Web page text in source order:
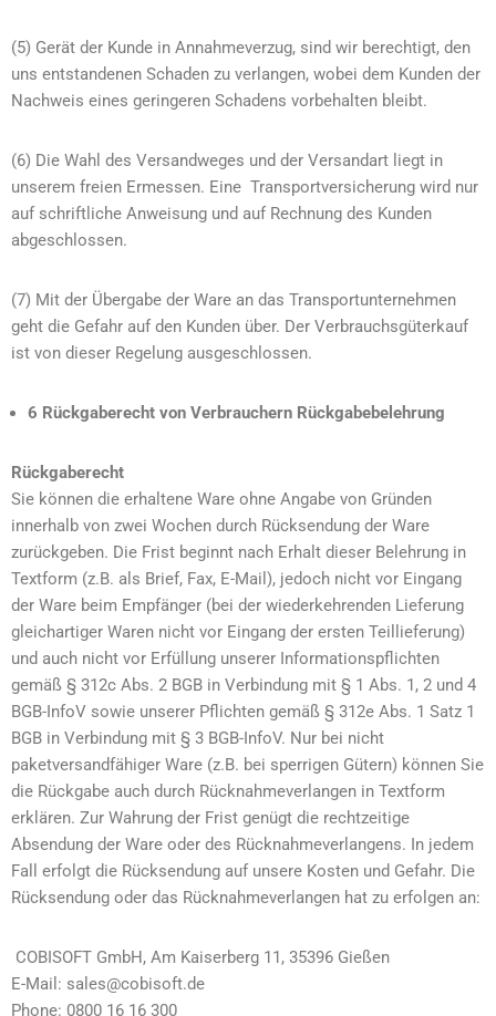
(5) Gerät der Kunde in Annahmeverzug, sind wir berechtigt, den
uns entstandenen Schaden zu verlangen, wobei dem Kunden der
Nachweis eines geringeren Schadens vorbehalten bleibt.
(6) Die Wahl des Versandweges und der Versandart liegt in
unserem freien Ermessen. Eine Transportversicherung wird nur
auf schriftliche Anweisung und auf Rechnung des Kunden
abgeschlossen.
(7) Mit der Übergabe der Ware an das Transportunternehmen
geht die Gefahr auf den Kunden über. Der Verbrauchsgüterkauf
ist von dieser Regelung ausgeschlossen.
6 Rückgaberecht von Verbrauchern Rückgabebelehrung
Rückgaberecht
Sie können die erhaltene Ware ohne Angabe von Gründen
innerhalb von zwei Wochen durch Rücksendung der Ware
zurückgeben. Die Frist beginnt nach Erhalt dieser Belehrung in
Textform (z.B. als Brief, Fax, E-Mail), jedoch nicht vor Eingang
der Ware beim Empfänger (bei der wiederkehrenden Lieferung
gleichartiger Waren nicht vor Eingang der ersten Teillieferung)
und auch nicht vor Erfüllung unserer Informationspflichten
gemäß § 312c Abs. 2 BGB in Verbindung mit § 1 Abs. 1, 2 und 4
BGB-InfoV sowie unserer Pflichten gemäß § 312e Abs. 1 Satz 1
BGB in Verbindung mit § 3 BGB-InfoV. Nur bei nicht
paketversandfähiger Ware (z.B. bei sperrigen Gütern) können Sie
die Rückgabe auch durch Rücknahmeverlangen in Textform
erklären. Zur Wahrung der Frist genügt die rechtzeitige
Absendung der Ware oder des Rücknahmeverlangens. In jedem
Fall erfolgt die Rücksendung auf unsere Kosten und Gefahr. Die
Rücksendung oder das Rücknahmeverlangen hat zu erfolgen an:
COBISOFT GmbH, Am Kaiserberg 11, 35396 Gießen
E-Mail: sales@cobisoft.de
Phone: 0800 16 16 300